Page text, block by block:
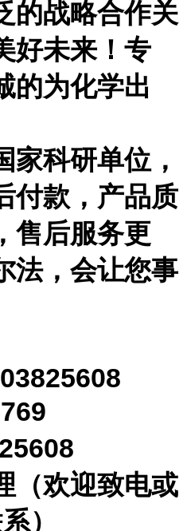
的战略合作关
好未来！专
的为化学出
家科研单位，
付款，产品质
售后服务更
法，会让您事
（欢迎致电或
）